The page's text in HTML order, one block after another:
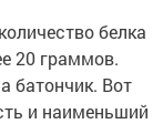
белка
20 граммов.
батончик. Вот
и наименьший